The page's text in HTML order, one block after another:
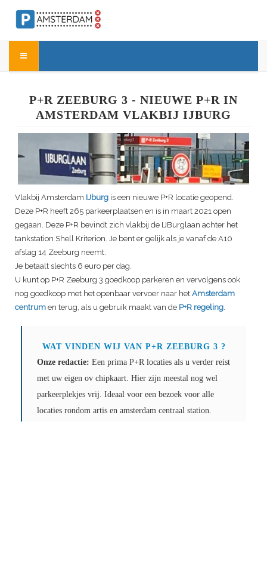
P+R ZEEBURG 3 - NIEUWE P+R IN
AMSTERDAM VLAKBIJ IJBURG
Vlakbij Amsterdam IJburg is een nieuwe P+R locatie geopend.
Deze P+R heeft 265 parkeerplaatsen en is in maart 2021 open
gegaan. Deze P+R bevindt zich vlakbij de IJBurglaan achter het
tankstation Shell Kriterion. Je bent er gelijk als je vanaf de A10
afslag 14 Zeeburg neemt.
Je betaalt slechts 6 euro per dag.
U kunt op P+R Zeeburg 3 goedkoop parkeren en vervolgens ook
nog goedkoop met het openbaar vervoer naar het Amsterdam
centrum en terug, als u gebruik maakt van de P+R regeling.
WAT VINDEN WIJ VAN P+R ZEEBURG 3 ?
Onze redactie: Een prima P+R locaties als u verder reist
met uw eigen ov chipkaart. Hier zijn meestal nog wel
parkeerplekjes vrij. Ideaal voor een bezoek voor alle
locaties rondom artis en amsterdam centraal station.